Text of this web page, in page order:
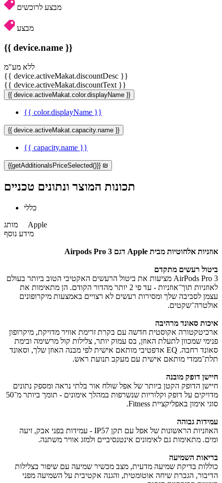
מבצע לרוכשים
מבצע
{{ device.name }}
ללא מע"מ
{{ device.activeMakat.discountDesc }}
{{ device.activeMakat.discountText }}
{{ device.activeMakat.color.displayName }}
{{ color.displayName }}
{{ device.activeMakat.capacity.name }}
{{ capacity.name }}
{{getAdditionalsPriceSelected()}} ₪
תכונות המוצר ונתונים טכניים
כללי
מותג Apple
מידע נוסף
אוזניות אלחוטיות מבית Apple דגם Airpods Pro 3
ביטול רעשים מתקדם
AirPods Pro 3 מציעות את ביטול הרעשים האקטיבי הטוב ביותר בעולם
לאוזניות תוך־אוזניות - עד פי 2 יותר מהדור הקודם. הן מתאימות את
עצמן לסביבה שלך ומסירות רעשים לא רצויים באמצעות מיקרופונים
אולטרה־שקטים.
איכות סאונד מרהיבה
ארכיטקטורה אקוסטית חדשה עם בקרת זרימת אוויר מדויקת, מיקרופון
פנימי שמכוון לתעלת האוזן, בס עמוק יותר, צלילות קול מרשימה ובימת
סאונד רחבה. EQ אדפטיבי מותאם אישית לפי מבנה האוזן שלך, וסאונד
תלת־ממדי מותאם אישית עם מעקב תנועת ראש.
חיישן דופק מובנה
חיישן הדופק הקטן ביותר של אפל שולח אור בלתי נראה ומספק נתונים
מדויקים על דופק וקלוריות שנשרפות במהלך אימונים - תומך ביותר מ־50
סוגי אימון באפליקציית Fitness.
עמידות גבוהה
האוזניות הראשונות של אפל עם תקן IP57 - עמידות בפני אבק, זיעה
ומים. מתאימות גם לאימונים אינטנסיביים ולמזג אוויר משתנה.
בריאות השמיעה
כוללות בדיקת שמיעה מדעית, מצב מכשיר שמיעה עם שיפור בצלילות
הדיבור, הגברת שיחה אוטומטית, והגנה אקטיבית על השמיעה מפני